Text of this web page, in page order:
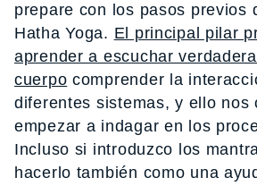
prepare con los pasos previos
Hatha Yoga. El principal pilar
aprender a escuchar
cuerpo comprender la
diferentes sistemas, y ello nos
empezar a indagar en los
Incluso si introduzco los
hacerlo también como una